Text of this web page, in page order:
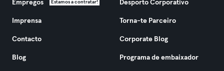
Empregos Estamos a contratar!
Imprensa
Contacto
Blog
Desporto Corporativo
Torna-te Parceiro
Corporate Blog
Programa de embaixador